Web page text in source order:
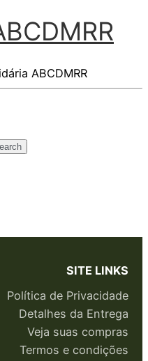
ABCDMRR
SITE LINKS
Política de Privacidade
Detalhes da Entrega
Veja suas compras
Termos e condições